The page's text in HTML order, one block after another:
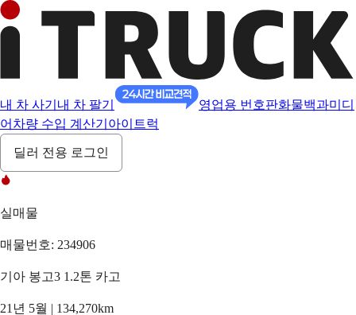
내 차 사기 내 차 팔기 영업용 번호판화물백과미디
어 차량 수입 계산기 아이트럭
딜러 전용 로그인
실매물
매물번호: 234906
기아 봉고3 1.2톤 카고
21년 5월 | 134,270km